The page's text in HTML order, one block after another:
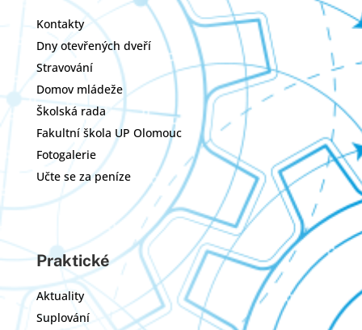
Kontakty
Dny otevřených dveří
Stravování
Domov mládeže
Školská rada
Fakultní škola UP Olomouc
Fotogalerie
Učte se za peníze
Praktické
Aktuality
Suplování